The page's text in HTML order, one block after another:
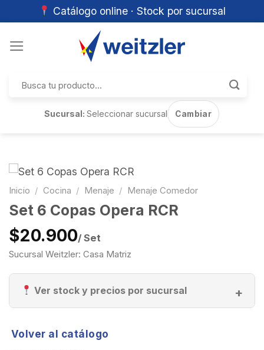
Catálogo online · Stock por sucursal
por:
Sucursal:Seleccionar sucursal Cambiar
Inicio / Cocina / Menaje / Menaje Comedor
Set 6 Copas Opera RCR
$20.900/ Set
Sucursal Weitzler: Casa Matriz
Ver stock y precios por sucursal
Volver al catálogo